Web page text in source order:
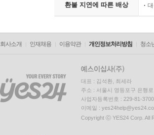
환불 지연에 따른 배상
회사소개 인재채용 이용약관 개인정보처리방침 청소
대표 : 김석환, 최세라
주소 : 서울시 영등포구 은행
사업자등록번호 : 229-81-
이메일 :
Copyright ⓒ YES24 Corp. All